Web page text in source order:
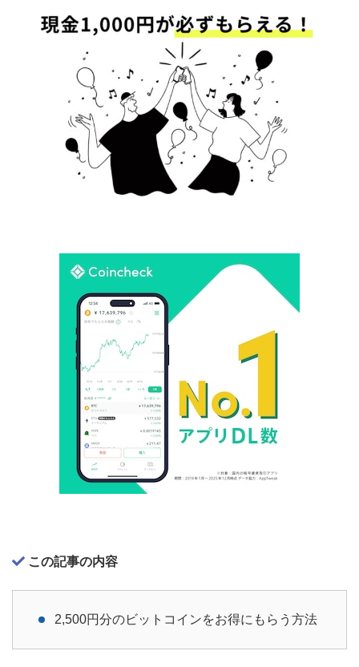
この記事の内容
2,500円分のビットコインをお得にもらう方法